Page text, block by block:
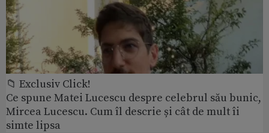
📁 Exclusiv Click!
Ce spune Matei Lucescu despre celebrul său bunic,
Mircea Lucescu. Cum îl descrie și cât de mult îi
simte lipsa